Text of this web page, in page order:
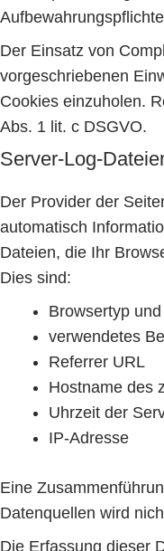
Der Einsatz von
vorgeschriebenen
Cookies einzuholen.
Abs. 1 lit. c DSGVO.
Server-Log-
Der Provider der
automatisch
Dateien, die Ihr
Dies sind:
Browsertyp
verwendetes
Referrer URL
Hostname des
Uhrzeit der
IP-Adresse
Eine
Datenquellen wird
Die Erfassung dieser